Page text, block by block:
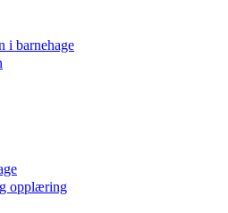
i barnehage
opplæring